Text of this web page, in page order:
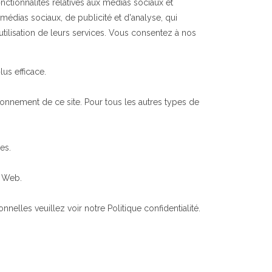
relatives aux médias sociaux et
sociaux, de publicité et d'analyse, qui
de leurs services. Vous consentez à nos
efficace.
de ce site. Pour tous les autres types de
veuillez voir notre Politique confidentialité.